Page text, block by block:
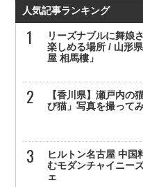
人気記事ランキング
リーズナブルに舞娘
楽しめる場所 / 山形
屋 相馬樓」
【香川県】瀬戸内の
び猫」写真を撮って
ヒルトン名古屋 中国
むモダンチャイニー
ェ